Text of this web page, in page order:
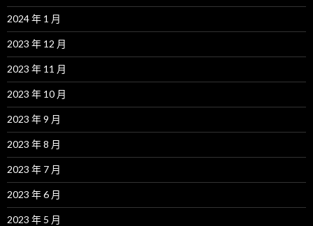
2024 年 1 月
2023 年 12 月
2023 年 11 月
2023 年 10 月
2023 年 9 月
2023 年 8 月
2023 年 7 月
2023 年 6 月
2023 年 5 月